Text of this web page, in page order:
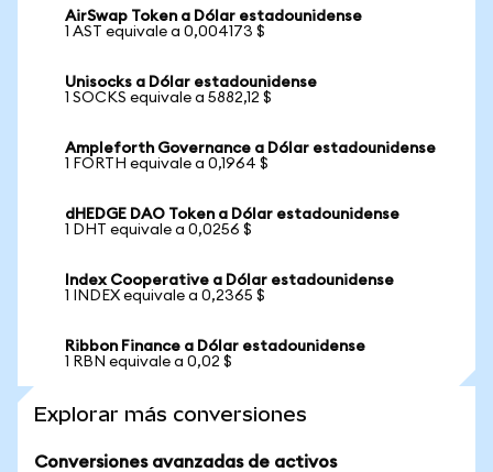
AirSwap Token a Dólar estadounidense
1 AST equivale a 0,004173 $
Unisocks a Dólar estadounidense
1 SOCKS equivale a 5882,12 $
Ampleforth Governance a Dólar estadounidense
1 FORTH equivale a 0,1964 $
dHEDGE DAO Token a Dólar estadounidense
1 DHT equivale a 0,0256 $
Index Cooperative a Dólar estadounidense
1 INDEX equivale a 0,2365 $
Ribbon Finance a Dólar estadounidense
1 RBN equivale a 0,02 $
Explorar más conversiones
Conversiones avanzadas de activos